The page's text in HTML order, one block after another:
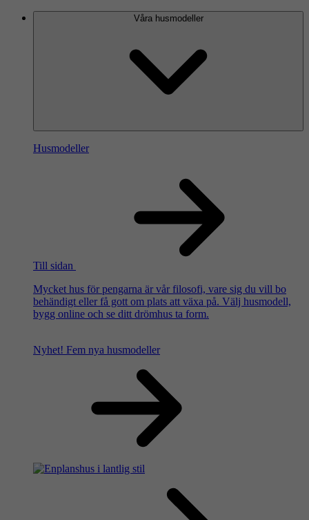
Våra husmodeller
Husmodeller
Till sidan
Mycket hus för pengarna är vår filosofi, vare sig du vill bo
behändigt eller få gott om plats att växa på. Välj husmodell,
bygg online och se ditt drömhus ta form.
Nyhet! Fem nya husmodeller